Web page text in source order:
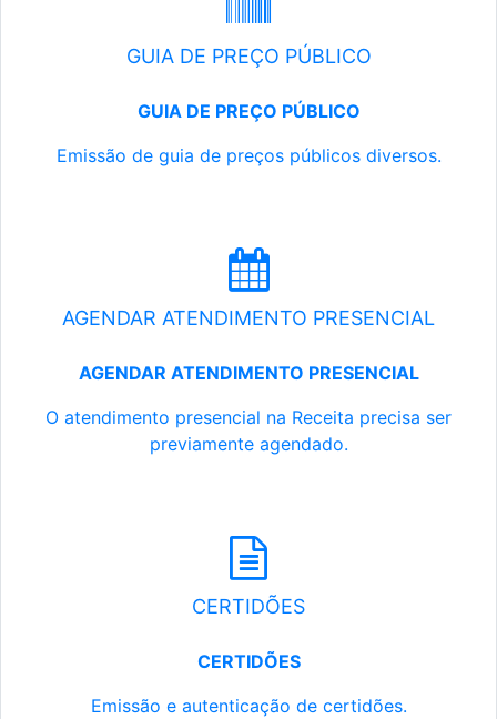
GUIA DE PREÇO PÚBLICO
GUIA DE PREÇO PÚBLICO
Emissão de guia de preços públicos diversos.
AGENDAR ATENDIMENTO PRESENCIAL
AGENDAR ATENDIMENTO PRESENCIAL
O atendimento presencial na Receita precisa ser
previamente agendado.
CERTIDÕES
CERTIDÕES
Emissão e autenticação de certidões.